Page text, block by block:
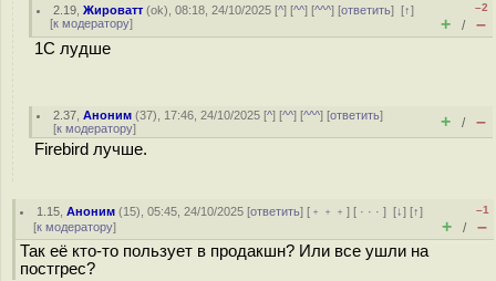
2.19 ,Жироватт (ok), 08:18, 24/10/2025 [^] [^^] [^^^] [ответить][↑]
[к модератору]
–2
+ / –
1C лудше
2.37 ,Аноним (37), 17:46, 24/10/2025 [^] [^^] [^^^] [ответить]
[к модератору] + / –
Firebird лучше.
1.15 ,Аноним (15), 05:45, 24/10/2025 [ответить] [ ﹢﹢﹢] [ · · ·][↓] [↑]
[к модератору]
–1
+ / –
Так её кто-то пользует в продакшн? Или все ушли на
постгрес?